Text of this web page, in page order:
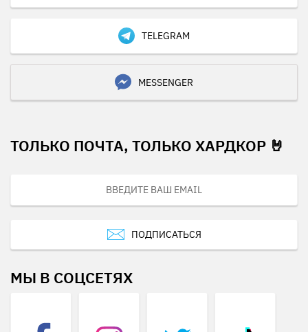
TELEGRAM
MESSENGER
ТОЛЬКО ПОЧТА, ТОЛЬКО ХАРДКОР 🤘
ПОДПИСАТЬСЯ
МЫ В СОЦСЕТЯХ